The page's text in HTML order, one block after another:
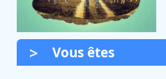
Vous êtes